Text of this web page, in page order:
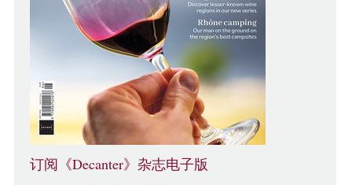
订阅《Decanter》杂志电子版